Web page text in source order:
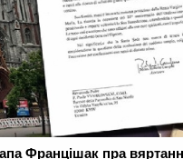
Францішак пра